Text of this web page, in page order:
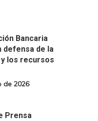
Bancaria
defensa de la
los recursos
de 2026
Prensa